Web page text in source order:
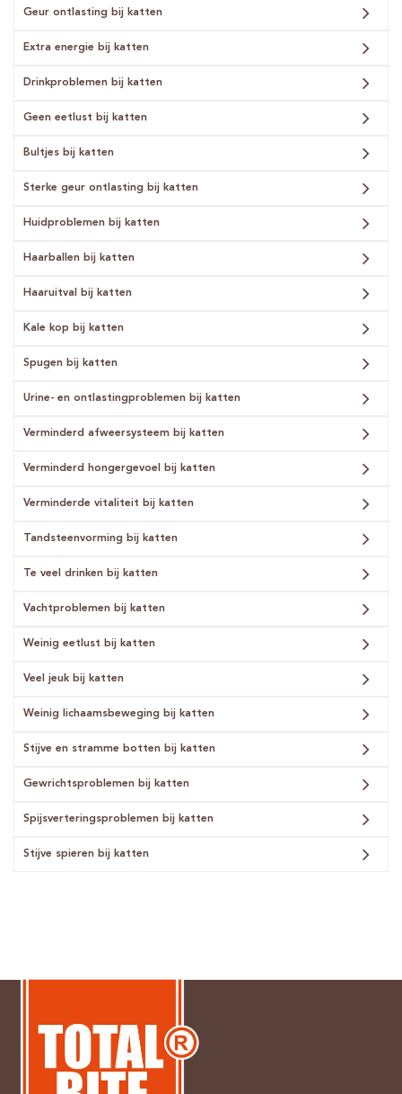
Geur ontlasting bij katten
Extra energie bij katten
Drinkproblemen bij katten
Geen eetlust bij katten
Bultjes bij katten
Sterke geur ontlasting bij katten
Huidproblemen bij katten
Haarballen bij katten
Haaruitval bij katten
Kale kop bij katten
Spugen bij katten
Urine- en ontlastingproblemen bij katten
Verminderd afweersysteem bij katten
Verminderd hongergevoel bij katten
Verminderde vitaliteit bij katten
Tandsteenvorming bij katten
Te veel drinken bij katten
Vachtproblemen bij katten
Weinig eetlust bij katten
Veel jeuk bij katten
Weinig lichaamsbeweging bij katten
Stijve en stramme botten bij katten
Gewrichtsproblemen bij katten
Spijsverteringsproblemen bij katten
Stijve spieren bij katten